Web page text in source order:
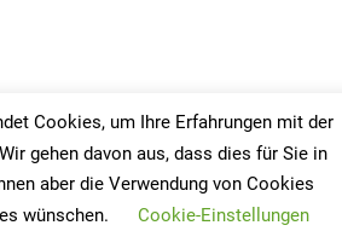
Cookies, um Ihre Erfahrungen mit der
gehen davon aus, dass dies für Sie in
aber die Verwendung von Cookies
wünschen.
Cookie-Einstellungen